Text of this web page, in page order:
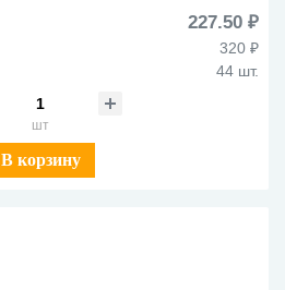
227.50 ₽
320 ₽
44 шт.
шт
В корзину